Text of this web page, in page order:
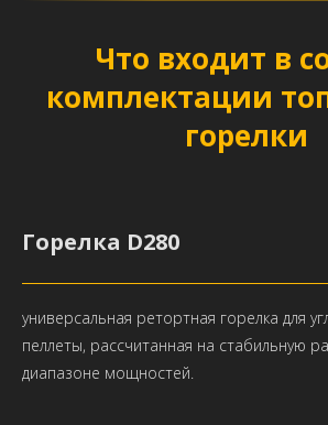
Что входит в
комплектации
горелки
Горелка D280
универсальная ретортная горелка для
пеллеты, рассчитанная на стабильную
диапазоне мощностей.